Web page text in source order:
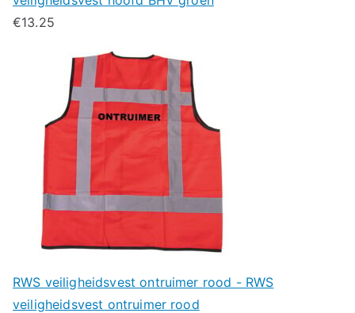
€13.25
RWS veiligheidsvest ontruimer rood - RWS
veiligheidsvest ontruimer rood